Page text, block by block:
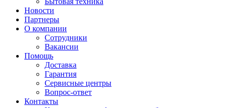
Новости
Партнеры
О компании
Сотрудники
Вакансии
Помощь
Доставка
Гарантия
Сервисные центры
Вопрос-ответ
Контакты